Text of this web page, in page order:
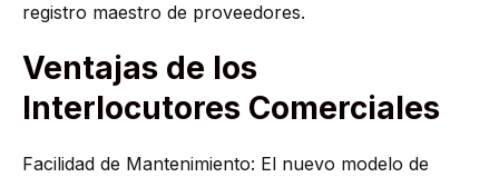
registro maestro de proveedores.
Ventajas de los
Interlocutores Comerciales
Facilidad de Mantenimiento: El nuevo modelo de